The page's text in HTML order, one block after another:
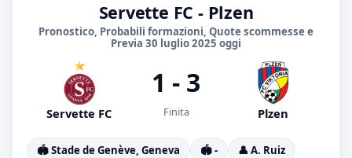
Servette FC - Plzen
Pronostico, Probabili formazioni, Quote scommesse e
Previa 30 luglio 2025 oggi
Servette FC
1 - 3
Finita Plzen
🏟️ Stade de Genève, Geneva 🏟️ -
👤 A. Ruiz